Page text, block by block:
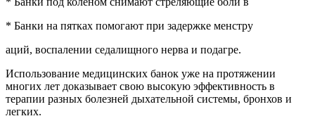
* Банки на пятках помогают при задержке менстру
аций, воспалении седалищного нерва и подагре.
Использование медицинских банок уже на протяжении
многих лет доказывает свою высокую эффективность в
терапии разных болезней дыхательной системы, бронхов и
легких.